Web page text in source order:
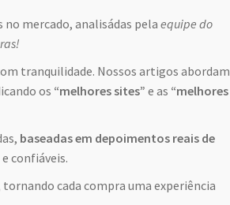
mercado, analisádas pela equipe do
tranquilidade. Nossos artigos abordam
os “melhores sites” e as “melhores
baseadas em depoimentos reais de
confiáveis.
cada compra uma experiência